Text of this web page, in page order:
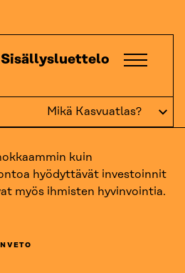
Mikä Kasvuatlas?
Sisällysluettelo
kun luonto
kuin
hyödyttävät investoinnit
myös ihmisten hyvinvointia.